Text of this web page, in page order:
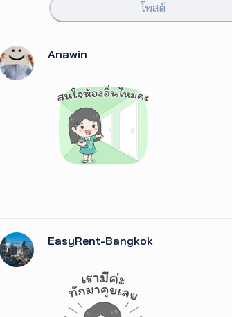
โพสต์
Anawin
EasyRent-Bangkok